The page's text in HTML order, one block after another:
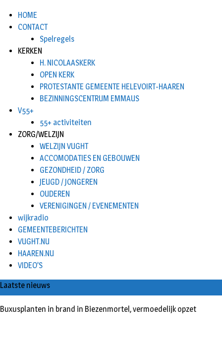
HOME
CONTACT
Spelregels
KERKEN
H. NICOLAASKERK
OPEN KERK
PROTESTANTE GEMEENTE HELEVOIRT-HAAREN
BEZINNINGSCENTRUM EMMAUS
V55+
55+ activiteiten
ZORG/WELZIJN
WELZIJN VUGHT
ACCOMODATIES EN GEBOUWEN
GEZONDHEID / ZORG
JEUGD / JONGEREN
OUDEREN
VERENIGINGEN / EVENEMENTEN
wijkradio
GEMEENTEBERICHTEN
VUGHT.NU
HAAREN.NU
VIDEO’S
Laatste nieuws
Buxusplanten in brand in Biezenmortel, vermoedelijk opzet